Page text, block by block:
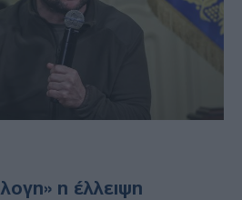
η έλλειψη